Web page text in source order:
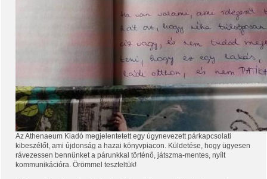
Az Athenaeum Kiadó megjelentetett egy úgynevezett párkapcsolati
kibeszélőt, ami újdonság a hazai könyvpiacon. Küldetése, hogy ügyesen
rávezessen bennünket a párunkkal történő, játszma-mentes, nyílt
kommunikációra. Örömmel teszteltük!